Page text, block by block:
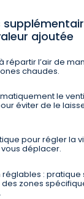
ajoutée
répartir l’air de
chaudes.
le
éviter de le
pour régler la
déplacer.
réglables : pratique
zones